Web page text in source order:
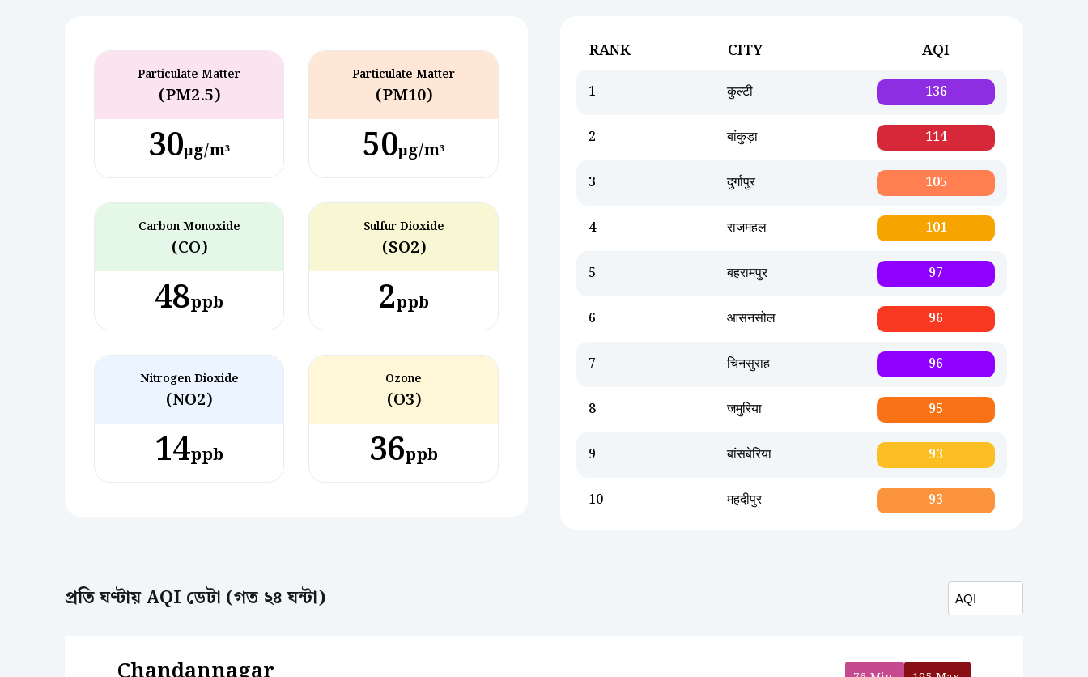
Particulate Matter
(PM2.5)
30µg/m³
Particulate Matter
(PM10)
50µg/m³
Carbon Monoxide
(CO)
48ppb
Sulfur Dioxide
(SO2)
2ppb
Nitrogen Dioxide
(NO2)
14ppb
Ozone
(O3)
36ppb
RANK CITY AQI
1 कुल्टी 136
2 बांकुड़ा 114
3 दुर्गापुर 105
4 राजमहल 101
5 बहरामपुर 97
6 आसनसोल 96
7 चिनसुराह 96
8 जमुरिया 95
9 बांसबेरिया 93
10 महदीपुर 93
প্রতি ঘণ্টায় AQI ডেটা (গত ২৪ ঘন্টা)